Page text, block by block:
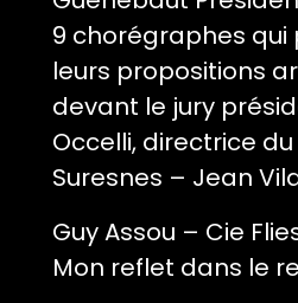
9 chorégraphes
leurs propositions
devant le jury
Occelli, directrice
Suresnes – Jean
Guy Assou – Cie
Mon reflet dans le